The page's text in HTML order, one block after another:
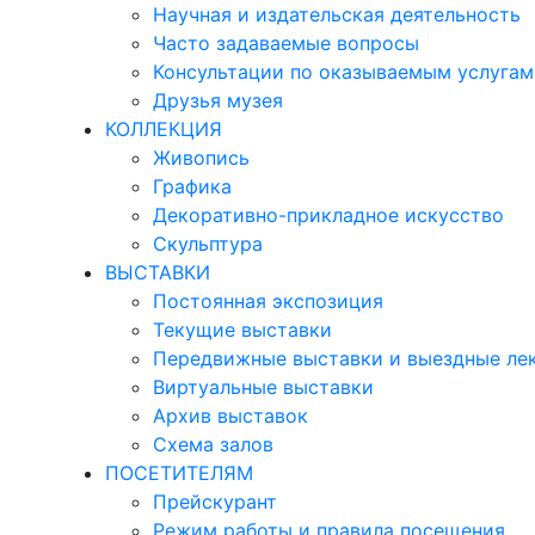
Научная и издательская деятельность
Часто задаваемые вопросы
Консультации по оказываемым услугам
Друзья музея
КОЛЛЕКЦИЯ
Живопись
Графика
Декоративно-прикладное искусство
Скульптура
ВЫСТАВКИ
Постоянная экспозиция
Текущие выставки
Передвижные выставки и выездные
Виртуальные выставки
Архив выставок
Схема залов
ПОСЕТИТЕЛЯМ
Прейскурант
Режим работы и правила посещения